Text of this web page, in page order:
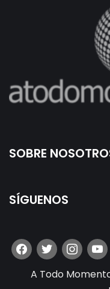
SOBRE
SÍGUENOS
A Todo